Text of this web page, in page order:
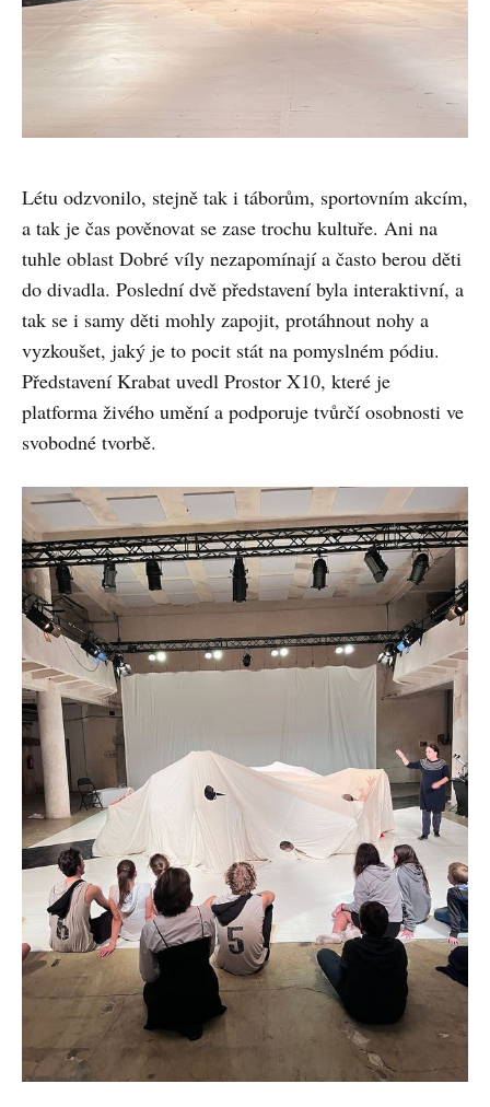
Létu odzvonilo, stejně tak i táborům, sportovním akcím,
a tak je čas pověnovat se zase trochu kultuře. Ani na
tuhle oblast Dobré víly nezapomínají a často berou děti
do divadla. Poslední dvě představení byla interaktivní, a
tak se i samy děti mohly zapojit, protáhnout nohy a
vyzkoušet, jaký je to pocit stát na pomyslném pódiu.
Představení Krabat uvedl Prostor X10, které je
platforma živého umění a podporuje tvůrčí osobnosti ve
svobodné tvorbě.